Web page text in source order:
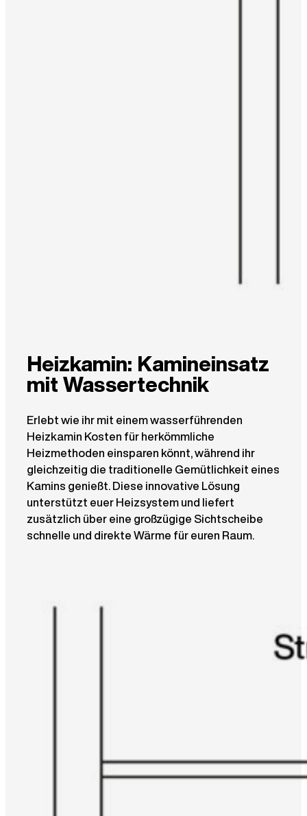
Heizkamin: Kamineinsatz
mit Wassertechnik
Erlebt wie ihr mit einem wasserführenden
Heizkamin Kosten für herkömmliche
Heizmethoden einsparen könnt, während ihr
gleichzeitig die traditionelle Gemütlichkeit eines
Kamins genießt. Diese innovative Lösung
unterstützt euer Heizsystem und liefert
zusätzlich über eine großzügige Sichtscheibe
schnelle und direkte Wärme für euren Raum.